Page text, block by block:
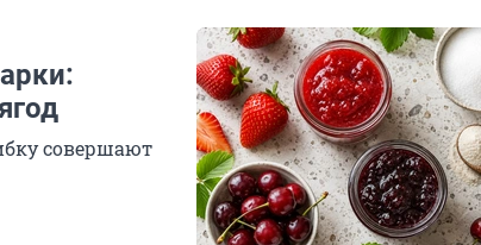
совершают